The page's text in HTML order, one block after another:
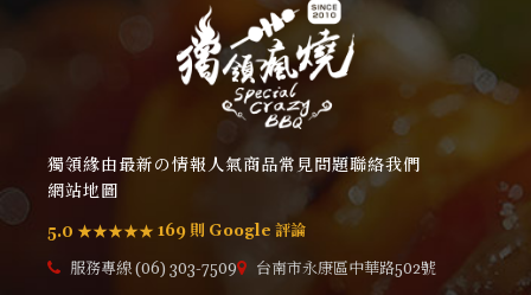
獨領緣由最新の情報人氣商品常見問題聯絡我們
網站地圖
5.0 ★★★★★ 169 則 Google 評論
服務專線 (06) 303-7509 台南市永康區中華路502號